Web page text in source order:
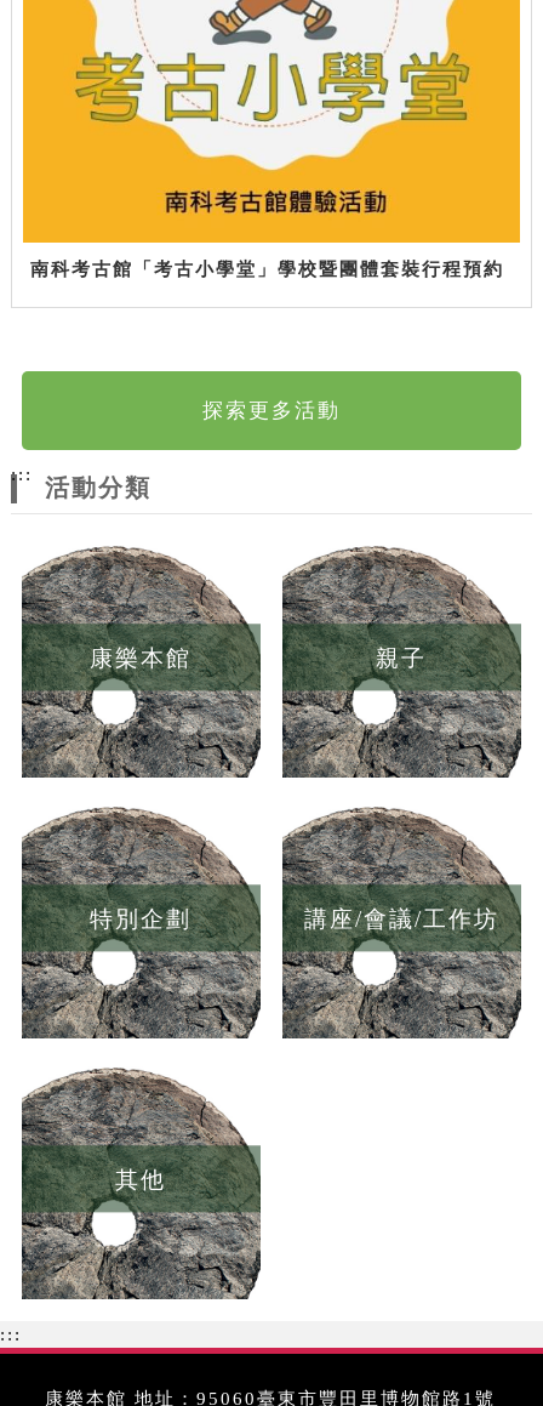
南科考古館「考古小學堂」學校暨團體套裝行程預約
探索更多活動
:::
活動分類
康樂本館 親子
特別企劃 講座/會議/工作坊
其他
:::
康樂本館 地址：95060臺東市豐田里博物館路1號